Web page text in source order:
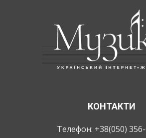
КОНТАКТИ
Телефон: +38(050)